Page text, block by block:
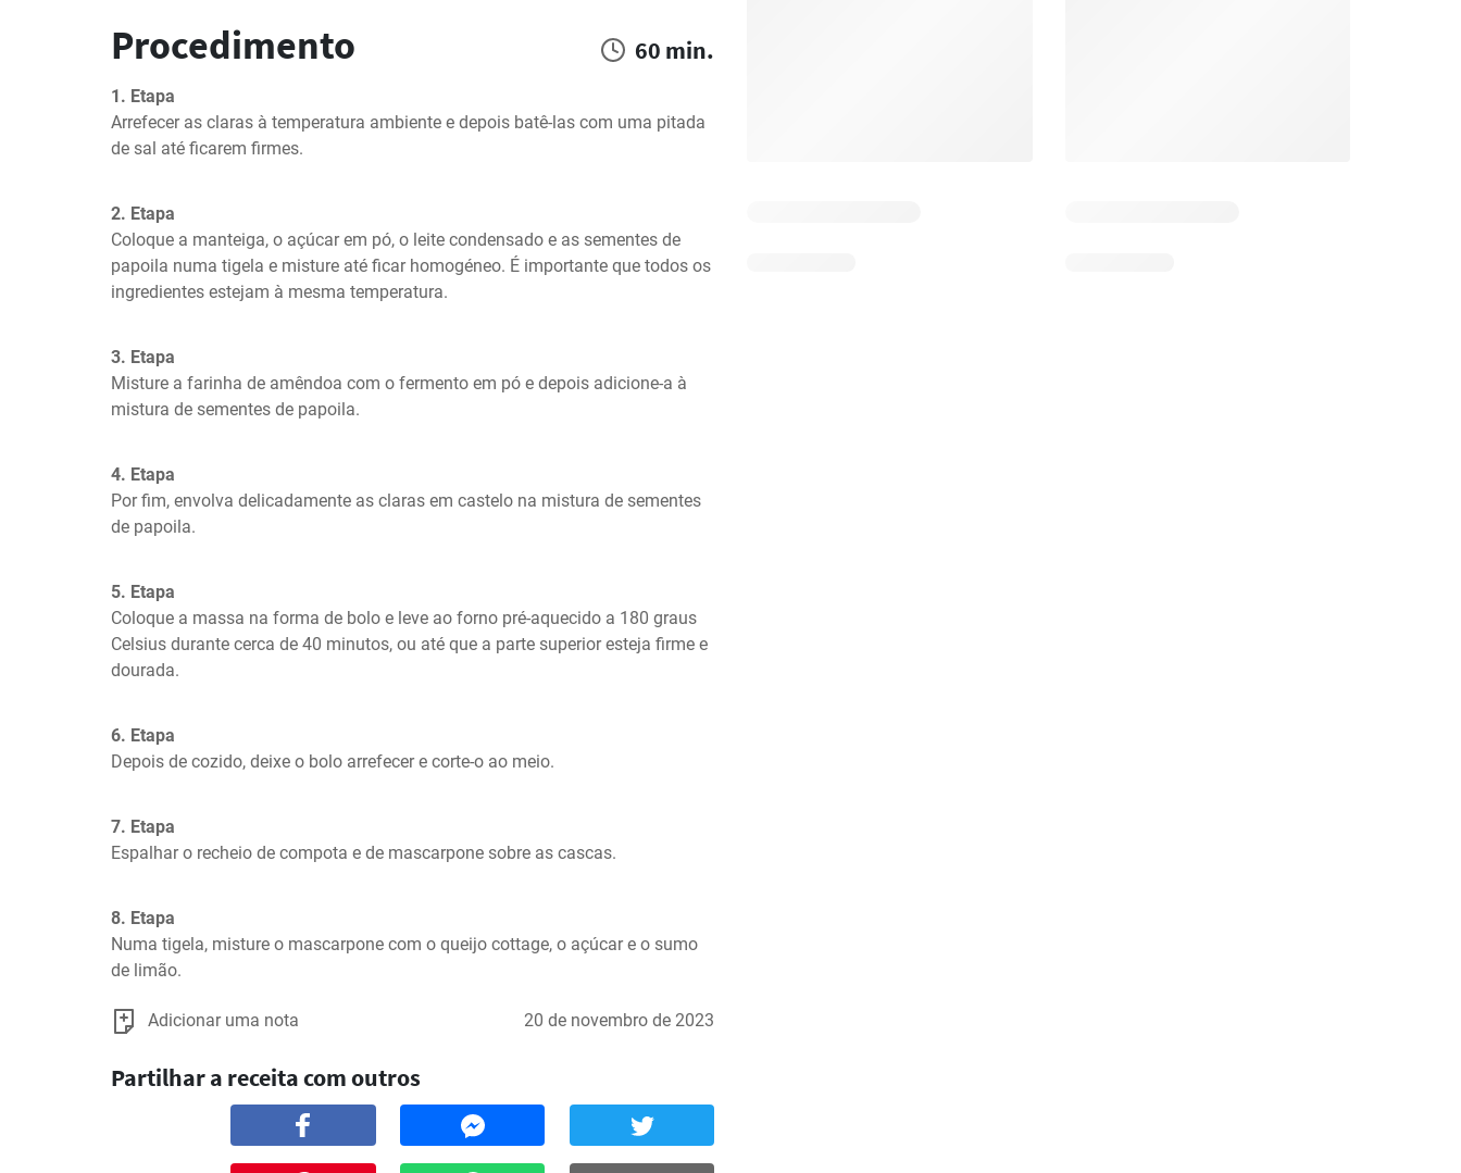
Procedimento 60 min.
1. Etapa
Arrefecer as claras à temperatura ambiente e depois batê-las com uma pitada
de sal até ficarem firmes.
2. Etapa
Coloque a manteiga, o açúcar em pó, o leite condensado e as sementes de
papoila numa tigela e misture até ficar homogéneo. É importante que todos os
ingredientes estejam à mesma temperatura.
3. Etapa
Misture a farinha de amêndoa com o fermento em pó e depois adicione-a à
mistura de sementes de papoila.
4. Etapa
Por fim, envolva delicadamente as claras em castelo na mistura de sementes
de papoila.
5. Etapa
Coloque a massa na forma de bolo e leve ao forno pré-aquecido a 180 graus
Celsius durante cerca de 40 minutos, ou até que a parte superior esteja firme e
dourada.
6. Etapa
Depois de cozido, deixe o bolo arrefecer e corte-o ao meio.
7. Etapa
Espalhar o recheio de compota e de mascarpone sobre as cascas.
8. Etapa
Numa tigela, misture o mascarpone com o queijo cottage, o açúcar e o sumo
de limão.
Adicionar uma nota 20 de novembro de 2023
Partilhar a receita com outros